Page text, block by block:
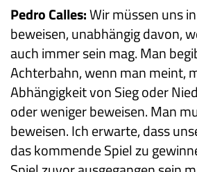
Pedro Calles:Wir müssen uns
beweisen, unabhängig davon,
auch immer sein mag. Man
Achterbahn, wenn man meint,
Abhängigkeit von Sieg oder
oder weniger beweisen. Man
beweisen. Ich erwarte, dass
das kommende Spiel zu